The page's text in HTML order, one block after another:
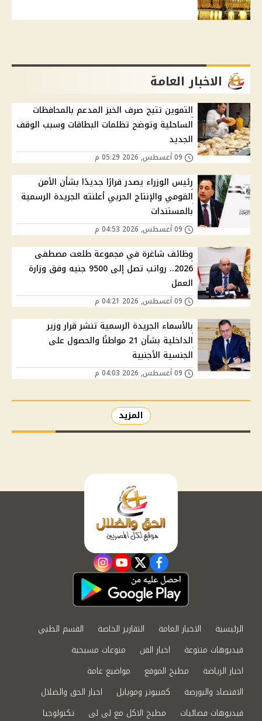
الاخبار العامة
التموين تتيح صرف الخبز المدعم بالمحافظات
الساحلية وتوضح تظلمات البطاقات وسبب الوقف
الجديد
رئيس الوزراء يصدر قرارًا جديدًا بشأن الأمن
القومي والإنتاج الحربي أعلنته الجريدة الرسمية
بالمستندات
وظائف شاغرة في مجموعة طلعت مصطفى
2026.. رواتب تصل إلى 9500 جنيه وفق وزارة
العمل
بالأسماء الجريدة الرسمية تنشر قرار وزير
الداخلية بشأن 21 مواطنًا والحصول على
الجنسية الأجنبية
المزيد
facebook
twitter
youtube
instagram
الرئيسية الاخبار العامة التقارير الخاصة
القسم الطبي
فيديوهات متنوعة
اخبار الفن
منوعات مسيحية
اخبار الرياضة
مطبخ الموقع
مواضيع عامة
الاقتصاد والبورصة
كمبيوتر وموبايل
اخبار الحق والضلال
فيديوهات فضائيات
مطبخ الاكل مع لى لى تكنولوجيا